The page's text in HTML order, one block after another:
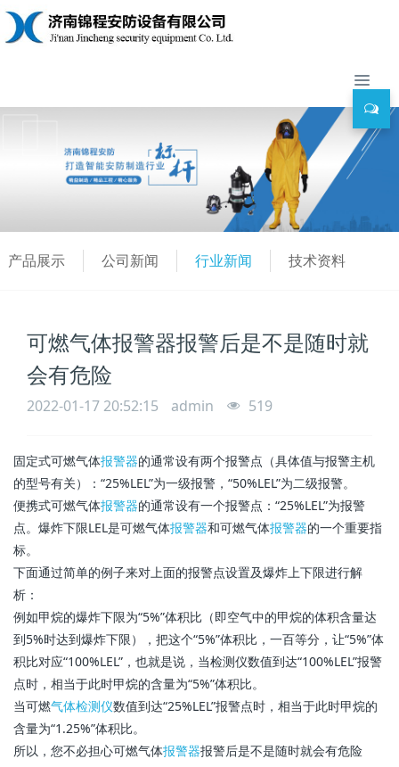
产品展示 公司新闻 行业新闻 技术资料
可燃气体报警器报警后是不是随时就
会有危险
2022-01-17 20:52:15 admin 519
固定式可燃气体报警器的通常设有两个报警点（具体值与报警主机
的型号有关）：“25%LEL”为一级报警，“50%LEL”为二级报警。
便携式可燃气体报警器的通常设有一个报警点：“25%LEL”为报警
点。爆炸下限LEL是可燃气体报警器和可燃气体报警器的一个重要指
标。
下面通过简单的例子来对上面的报警点设置及爆炸上下限进行解
析：
例如甲烷的爆炸下限为“5%”体积比（即空气中的甲烷的体积含量达
到5%时达到爆炸下限），把这个“5%”体积比，一百等分，让“5%”体
积比对应“100%LEL”，也就是说，当检测仪数值到达“100%LEL”报警
点时，相当于此时甲烷的含量为“5%”体积比。
当可燃气体检测仪数值到达“25%LEL”报警点时，相当于此时甲烷的
含量为“1.25%”体积比。
所以，您不必担心可燃气体报警器报警后是不是随时就会有危险